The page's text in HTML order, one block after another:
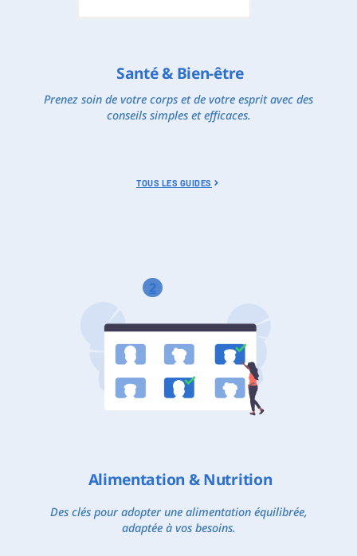
Santé & Bien-être
Prenez soin de votre corps et de votre esprit avec des
conseils simples et efficaces.
TOUS LES GUIDES
2
Alimentation & Nutrition
Des clés pour adopter une alimentation équilibrée,
adaptée à vos besoins.